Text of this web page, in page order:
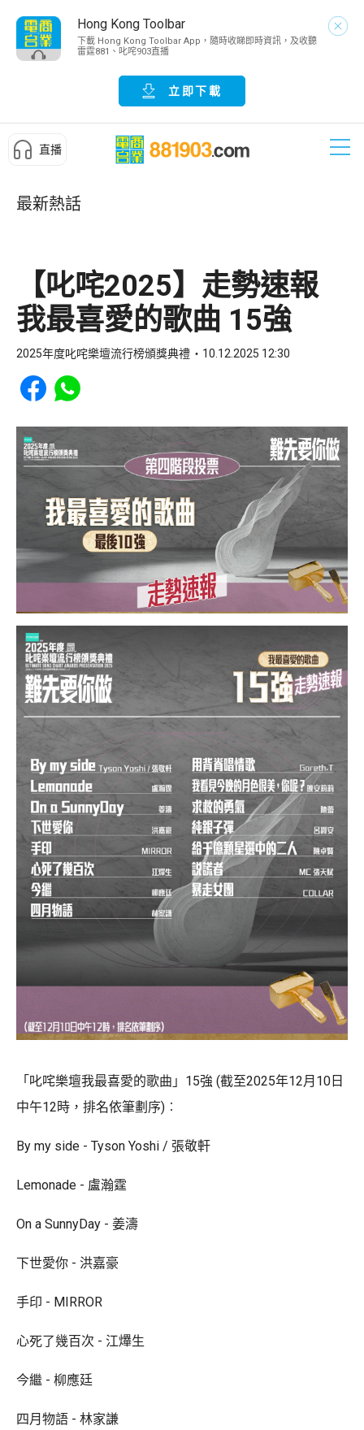
Hong Kong Toolbar
下載 Hong Kong Toolbar App，隨時收睇即時資訊，及收聽
雷霆881、叱咤903直播
立即下載
直播
最新熱話
【叱咤2025】走勢速報
我最喜愛的歌曲 15強
2025年度叱咤樂壇流行榜頒獎典禮 10.12.2025 12:30
Share to Facebook
Share to WhatsApp
「叱咤樂壇我最喜愛的歌曲」15強 (截至2025年12月10日
中午12時，排名依筆劃序)︰
By my side - Tyson Yoshi / 張敬軒
Lemonade - 盧瀚霆
On a SunnyDay - 姜濤
下世愛你 - 洪嘉豪
手印 - MIRROR
心死了幾百次 - 江𤒹生
今繼 - 柳應廷
四月物語 - 林家謙